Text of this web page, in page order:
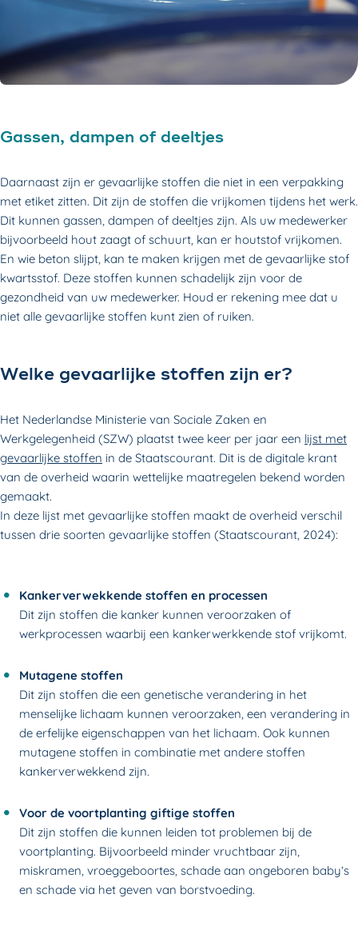
Gassen, dampen of deeltjes
Daarnaast zijn er gevaarlijke stoffen die niet in een verpakking
met etiket zitten. Dit zijn de stoffen die vrijkomen tijdens het werk.
Dit kunnen gassen, dampen of deeltjes zijn. Als uw medewerker
bijvoorbeeld hout zaagt of schuurt, kan er houtstof vrijkomen.
En wie beton slijpt, kan te maken krijgen met de gevaarlijke stof
kwartsstof. Deze stoffen kunnen schadelijk zijn voor de
gezondheid van uw medewerker. Houd er rekening mee dat u
niet alle gevaarlijke stoffen kunt zien of ruiken.
Welke gevaarlijke stoffen zijn er?
Het Nederlandse Ministerie van Sociale Zaken en
Werkgelegenheid (SZW) plaatst twee keer per jaar een lijst met
gevaarlijke stoffen in de Staatscourant. Dit is de digitale krant
van de overheid waarin wettelijke maatregelen bekend worden
gemaakt.
In deze lijst met gevaarlijke stoffen maakt de overheid verschil
tussen drie soorten gevaarlijke stoffen (Staatscourant, 2024):
Kankerverwekkende stoffen en processen
Dit zijn stoffen die kanker kunnen veroorzaken of
werkprocessen waarbij een kankerwerkkende stof vrijkomt.
Mutagene stoffen
Dit zijn stoffen die een genetische verandering in het
menselijke lichaam kunnen veroorzaken, een verandering in
de erfelijke eigenschappen van het lichaam. Ook kunnen
mutagene stoffen in combinatie met andere stoffen
kankerverwekkend zijn.
Voor de voortplanting giftige stoffen
Dit zijn stoffen die kunnen leiden tot problemen bij de
voortplanting. Bijvoorbeeld minder vruchtbaar zijn,
miskramen, vroeggeboortes, schade aan ongeboren baby’s
en schade via het geven van borstvoeding.